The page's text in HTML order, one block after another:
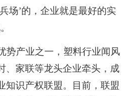
场’的，企业就是最好的实
势产业之一，塑料行业闻风
、家联等龙头企业牵头，成
知识产权联盟。目前，联盟